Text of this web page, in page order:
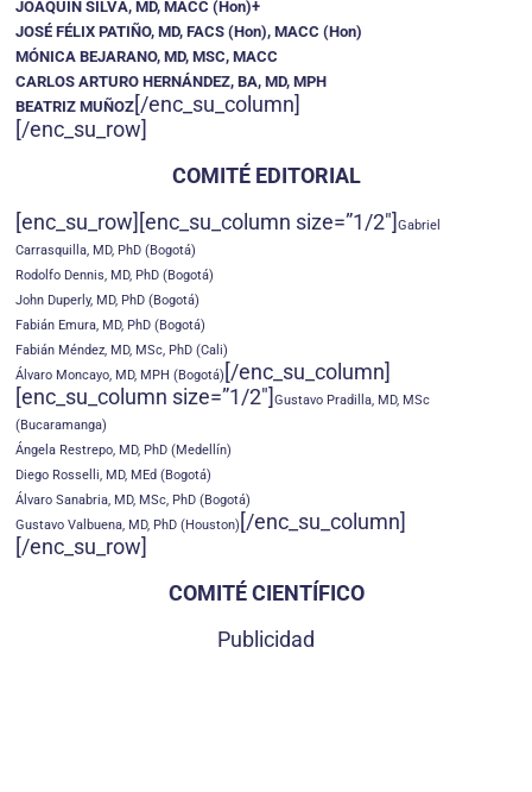
JOAQUÍN SILVA, MD, MACC (Hon)+
JOSÉ FÉLIX PATIÑO, MD, FACS (Hon), MACC (Hon)
MÓNICA BEJARANO, MD, MSC, MACC
CARLOS ARTURO HERNÁNDEZ, BA, MD, MPH
BEATRIZ MUÑOZ [/enc_su_column]
[/enc_su_row]
COMITÉ EDITORIAL
[enc_su_row][enc_su_column size=”1/2″] Gabriel
Carrasquilla, MD, PhD (Bogotá)
Rodolfo Dennis, MD, PhD (Bogotá)
John Duperly, MD, PhD (Bogotá)
Fabián Emura, MD, PhD (Bogotá)
Fabián Méndez, MD, MSc, PhD (Cali)
Álvaro Moncayo, MD, MPH (Bogotá) [/enc_su_column]
[enc_su_column size=”1/2″] Gustavo Pradilla, MD, MSc
(Bucaramanga)
Ángela Restrepo, MD, PhD (Medellín)
Diego Rosselli, MD, MEd (Bogotá)
Álvaro Sanabria, MD, MSc, PhD (Bogotá)
Gustavo Valbuena, MD, PhD (Houston) [/enc_su_column]
[/enc_su_row]
COMITÉ CIENTÍFICO
Publicidad